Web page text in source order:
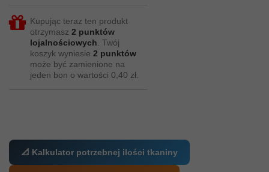
Kupując teraz ten produkt
otrzymasz 2 punktów
lojalnościowych. Twój
koszyk wyniesie 2 punktów
może być zamienione na
jeden bon o wartości 0,40 zł.
📐 Kalkulator potrzebnej ilości tkaniny